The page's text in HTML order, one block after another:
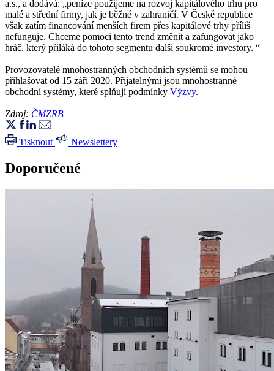
a.s., a dodává: „peníze použijeme na rozvoj kapitálového trhu pro
malé a střední firmy, jak je běžné v zahraničí. V České republice
však zatím financování menších firem přes kapitálové trhy příliš
nefunguje. Chceme pomoci tento trend změnit a zafungovat jako
hráč, který přiláká do tohoto segmentu další soukromé investory. “
Provozovatelé mnohostranných obchodních systémů se mohou
přihlašovat od 15 září 2020. Přijatelnými jsou mnohostranné
obchodní systémy, které splňují podmínky Výzvy.
Zdroj: ČMZRB
Tisknout Newslettery
Doporučené